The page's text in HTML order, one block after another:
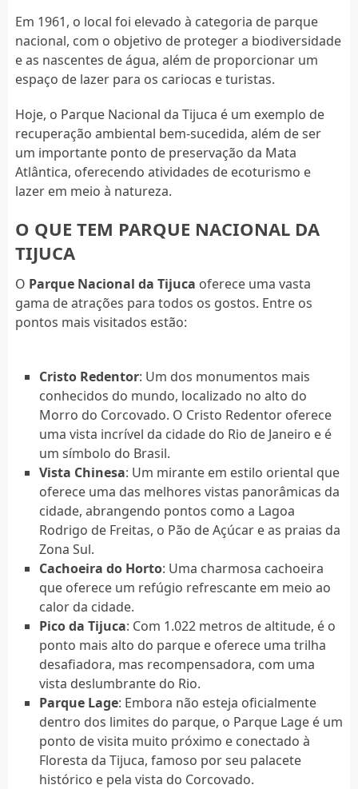
Em 1961, o local foi elevado à categoria de parque
nacional, com o objetivo de proteger a biodiversidade
e as nascentes de água, além de proporcionar um
espaço de lazer para os cariocas e turistas.
Hoje, o Parque Nacional da Tijuca é um exemplo de
recuperação ambiental bem-sucedida, além de ser
um importante ponto de preservação da Mata
Atlântica, oferecendo atividades de ecoturismo e
lazer em meio à natureza.
O QUE TEM PARQUE NACIONAL DA
TIJUCA
O Parque Nacional da Tijuca oferece uma vasta
gama de atrações para todos os gostos. Entre os
pontos mais visitados estão:
Cristo Redentor: Um dos monumentos mais
conhecidos do mundo, localizado no alto do
Morro do Corcovado. O Cristo Redentor oferece
uma vista incrível da cidade do Rio de Janeiro e é
um símbolo do Brasil.
Vista Chinesa: Um mirante em estilo oriental que
oferece uma das melhores vistas panorâmicas da
cidade, abrangendo pontos como a Lagoa
Rodrigo de Freitas, o Pão de Açúcar e as praias da
Zona Sul.
Cachoeira do Horto: Uma charmosa cachoeira
que oferece um refúgio refrescante em meio ao
calor da cidade.
Pico da Tijuca: Com 1.022 metros de altitude, é o
ponto mais alto do parque e oferece uma trilha
desafiadora, mas recompensadora, com uma
vista deslumbrante do Rio.
Parque Lage: Embora não esteja oficialmente
dentro dos limites do parque, o Parque Lage é um
ponto de visita muito próximo e conectado à
Floresta da Tijuca, famoso por seu palacete
histórico e pela vista do Corcovado.